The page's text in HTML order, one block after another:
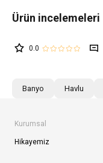
0.0
Banyo Havlu
Kurumsal
Hikayemiz